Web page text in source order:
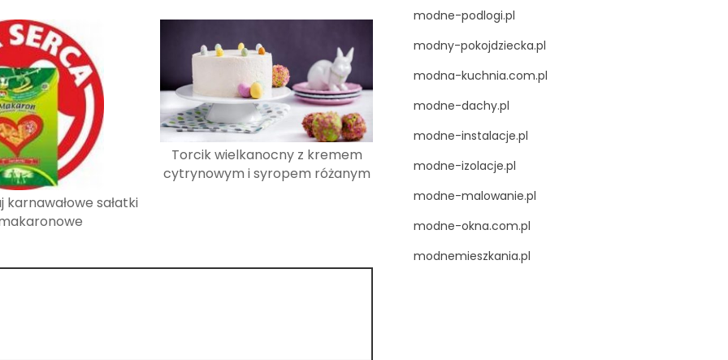
sałatki
Torcik wielkanocny z kremem
cytrynowym i syropem różanym
modne-podlogi.pl
modny-pokojdziecka.pl
modna-kuchnia.com.pl
modne-dachy.pl
modne-instalacje.pl
modne-izolacje.pl
modne-malowanie.pl
modne-okna.com.pl
modnemieszkania.pl